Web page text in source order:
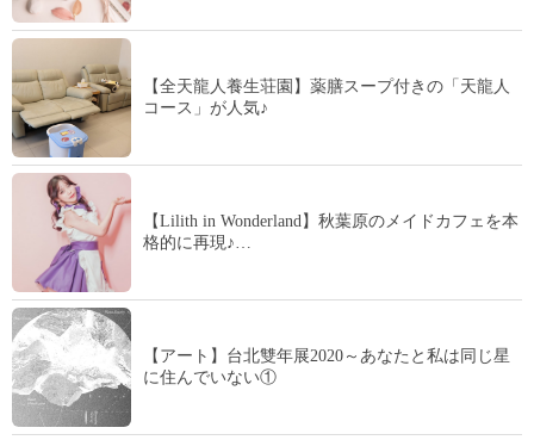
【全天龍人養生荘園】薬膳スープ付きの「天龍人
コース」が人気♪
【Lilith in Wonderland】秋葉原のメイドカフェを本
格的に再現♪…
【アート】台北雙年展2020～あなたと私は同じ星
に住んでいない①